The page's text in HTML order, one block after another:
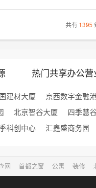
共有 1395
热门共享办公营
建材大厦 京西数字金融
北京智谷大厦 四季慧
科创中心 汇鑫盛商务园
网 首都之窗 公寓 装修